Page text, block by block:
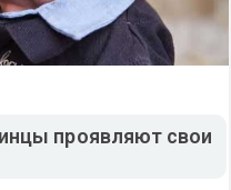
проявляют свои